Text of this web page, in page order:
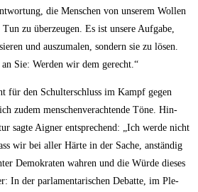
die Men­schen von unse­rem Wol­len
zu über­zeu­gen. Es ist unse­re Auf­ga­be,
und aus­zu­ma­len, son­dern sie zu lösen.
Sie: Wer­den wir dem gerecht.“
für den Schul­ter­schluss im Kampf gegen
zudem men­schen­ver­ach­ten­de Töne. Hin­
sag­te Aigner ent­spre­chend: „Ich wer­de nicht
wir bei aller Här­te in der Sache, anstän­dig
Demo­kra­ten wah­ren und die Wür­de die­ses
In der par­la­men­ta­ri­schen Debat­te, im Ple­